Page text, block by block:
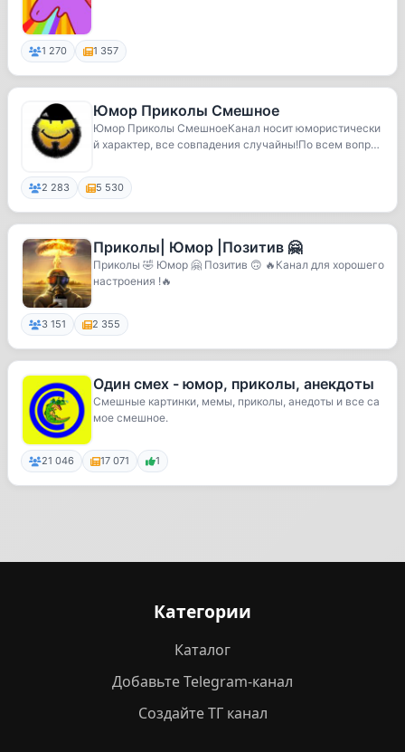
1 270 1 357
Юмор Приколы Смешное
Юмор Приколы СмешноеКанал носит юмористически
й характер, все совпадения случайны!По всем вопрос
2 283 5 530
Приколы| Юмор |Позитив 🤗
Приколы 🤣 Юмор 🤗 Позитив 🙃 🔥Канал для хорошего
настроения !🔥
3 151 2 355
Один смех - юмор, приколы, анекдоты
Смешные картинки, мемы, приколы, анедоты и все са
мое смешное.
21 046 17 071 1
Категории
Каталог
Добавьте Telegram-канал
Создайте ТГ канал